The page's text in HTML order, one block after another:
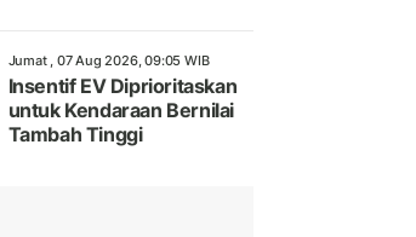
Jumat , 07 Aug 2026, 09:05 WIB
Insentif EV Diprioritaskan
untuk Kendaraan Bernilai
Tambah Tinggi